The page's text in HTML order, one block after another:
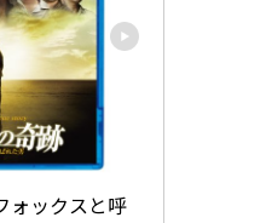
ォックスと呼